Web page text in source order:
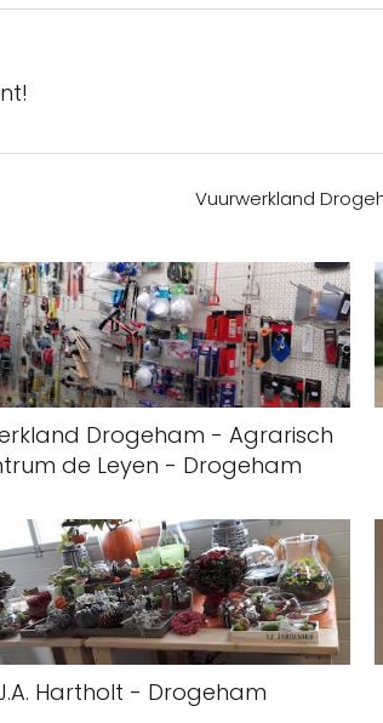
Vuurwerkland
Drogeham - Agrarisch
de Leyen - Drogeham
Hartholt - Drogeham